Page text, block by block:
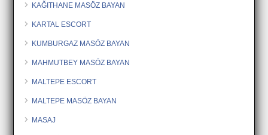
KAĞITHANE MASÖZ BAYAN
KARTAL ESCORT
KUMBURGAZ MASÖZ BAYAN
MAHMUTBEY MASÖZ BAYAN
MALTEPE ESCORT
MALTEPE MASÖZ BAYAN
MASAJ